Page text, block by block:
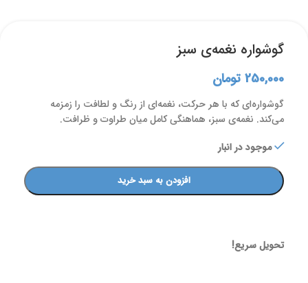
گوشواره نغمه‌ی سبز
250,000 تومان
گوشواره‌ای که با هر حرکت، نغمه‌ای از رنگ و لطافت را زمزمه
می‌کند. نغمه‌ی سبز، هماهنگی کامل میان طراوت و ظرافت.
موجود در انبار
افزودن به سبد خرید
تحویل سریع!